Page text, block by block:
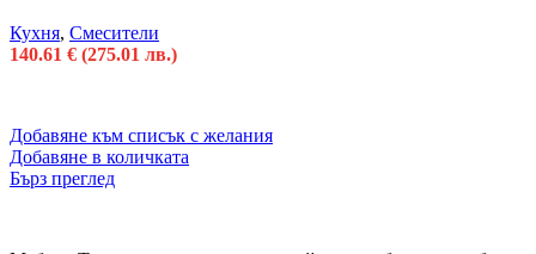
Кухня, Смесители
140.61 € (275.01 лв.)
Добавяне към списък с желания
Добавяне в количката
Бърз преглед